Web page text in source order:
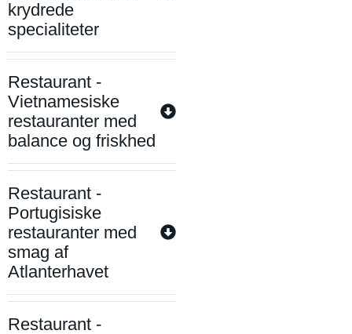
krydrede
specialiteter
Restaurant -
Vietnamesiske
restauranter med
balance og friskhed
Restaurant -
Portugisiske
restauranter med
smag af
Atlanterhavet
Restaurant -